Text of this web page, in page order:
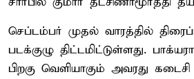
செப்டம்பர் முதல் வாரத்தில்
படக்குழு திட்டமிட்டுள்ளது.
பிறகு வெளியாகும் அவரது